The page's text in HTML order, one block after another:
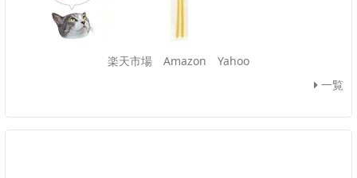
楽天市場 Amazon
Yahoo
一覧